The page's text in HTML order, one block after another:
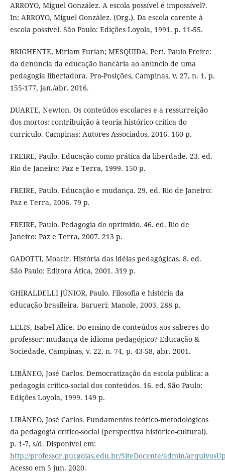
ARROYO, Miguel González. A escola possível é impossível?.
In: ARROYO, Miguel González. (Org.). Da escola carente à
escola possível. São Paulo: Edições Loyola, 1991. p. 11-55.
BRIGHENTE, Miriam Furlan; MESQUIDA, Peri. Paulo Freire:
da denúncia da educação bancária ao anúncio de uma
pedagogia libertadora. Pro-Posições, Campinas, v. 27, n. 1, p.
155-177, jan./abr. 2016.
DUARTE, Newton. Os conteúdos escolares e a ressurreição
dos mortos: contribuição à teoria histórico-crítica do
currículo. Campinas: Autores Associados, 2016. 160 p.
FREIRE, Paulo. Educação como prática da liberdade. 23. ed.
Rio de Janeiro: Paz e Terra, 1999. 150 p.
FREIRE, Paulo. Educação e mudança. 29. ed. Rio de Janeiro:
Paz e Terra, 2006. 79 p.
FREIRE, Paulo. Pedagogia do oprimido. 46. ed. Rio de
Janeiro: Paz e Terra, 2007. 213 p.
GADOTTI, Moacir. História das idéias pedagógicas. 8. ed.
São Paulo: Editora Ática, 2001. 319 p.
GHIRALDELLI JÚNIOR, Paulo. Filosofia e história da
educação brasileira. Barueri: Manole, 2003. 288 p.
LELIS, Isabel Alice. Do ensino de conteúdos aos saberes do
professor: mudança de idioma pedagógico? Educação &
Sociedade, Campinas, v. 22, n. 74, p. 43-58, abr. 2001.
LIBÂNEO, José Carlos. Democratização da escola pública: a
pedagogia crítico-social dos conteúdos. 16. ed. São Paulo:
Edições Loyola, 1999. 149 p.
LIBÂNEO, José Carlos. Fundamentos teórico-metodológicos
da pedagogia crítico-social (perspectiva histórico-cultural).
p. 1-7, s/d. Disponível em:
http://professor.pucgoias.edu.br/SiteDocente/admin/
Acesso em 5 jun. 2020.